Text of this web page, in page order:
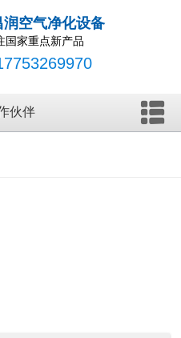
润空气净化设备
国家重点新产品
伙伴